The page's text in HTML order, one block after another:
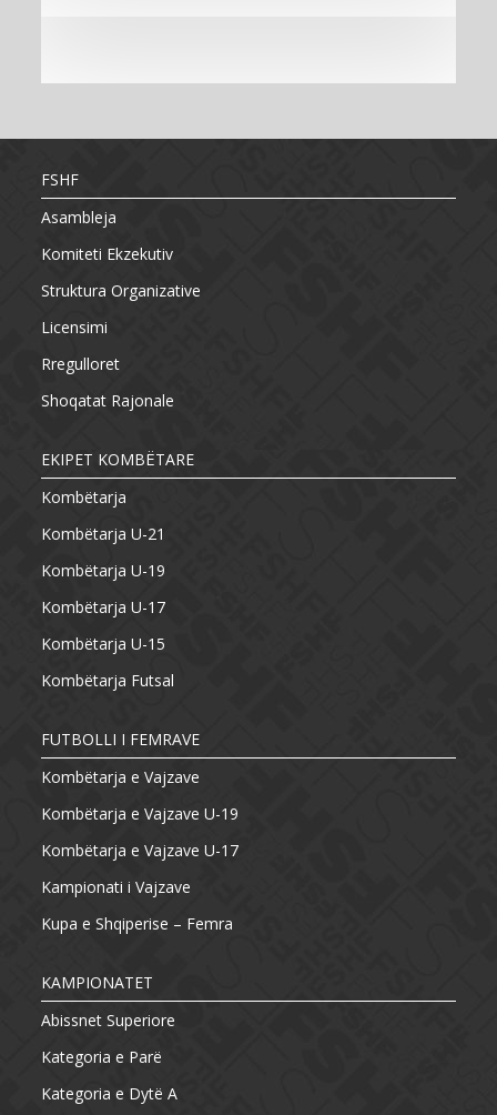
FSHF
Asambleja
Komiteti Ekzekutiv
Struktura Organizative
Licensimi
Rregulloret
Shoqatat Rajonale
EKIPET KOMBËTARE
Kombëtarja
Kombëtarja U-21
Kombëtarja U-19
Kombëtarja U-17
Kombëtarja U-15
Kombëtarja Futsal
FUTBOLLI I FEMRAVE
Kombëtarja e Vajzave
Kombëtarja e Vajzave U-19
Kombëtarja e Vajzave U-17
Kampionati i Vajzave
Kupa e Shqiperise – Femra
KAMPIONATET
Abissnet Superiore
Kategoria e Parë
Kategoria e Dytë A